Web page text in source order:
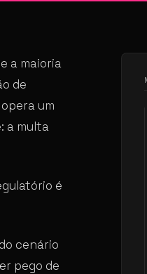
a maioria
de
um
a multa
é
cenário
pego de